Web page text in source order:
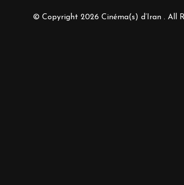
© Copyright 2026 Cinéma(s) d’Iran . All